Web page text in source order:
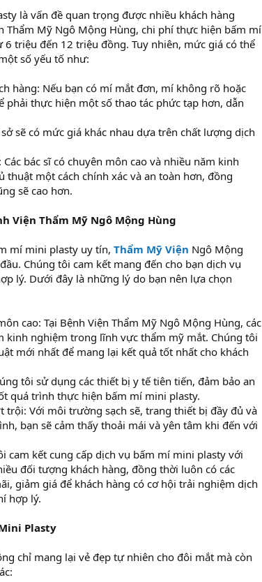
là vấn đề quan trọng được nhiều khách hàng
Thẩm Mỹ Ngô Mộng Hùng, chi phí thực hiện bấm mí
triệu đến 12 triệu đồng. Tuy nhiên, mức giá có thể
số yếu tố như:
hàng: Nếu bạn có mí mắt đơn, mí không rõ hoặc
phải thực hiện một số thao tác phức tạp hơn, dẫn
sẽ có mức giá khác nhau dựa trên chất lượng dịch
bác sĩ có chuyên môn cao và nhiều năm kinh
thuật một cách chính xác và an toàn hơn, đồng
sẽ cao hơn.
Viện Thẩm Mỹ Ngô Mộng Hùng
mí mini plasty uy tín, Thẩm Mỹ Viện Ngô Mộng
Chúng tôi cam kết mang đến cho bạn dịch vụ
lý. Dưới đây là những lý do bạn nên lựa chọn
cao: Tại Bệnh Viện Thẩm Mỹ Ngô Mộng Hùng, các
kinh nghiệm trong lĩnh vực thẩm mỹ mắt. Chúng tôi
mới nhất để mang lại kết quả tốt nhất cho khách
tôi sử dụng các thiết bị y tế tiên tiến, đảm bảo an
quá trình thực hiện bấm mí mini plasty.
trội: Với môi trường sạch sẽ, trang thiết bị đầy đủ và
bạn sẽ cảm thấy thoải mái và yên tâm khi đến với
cam kết cung cấp dịch vụ bấm mí mini plasty với
đối tượng khách hàng, đồng thời luôn có các
giảm giá để khách hàng có cơ hội trải nghiệm dịch
hợp lý.
Plasty
chỉ mang lại vẻ đẹp tự nhiên cho đôi mắt mà còn